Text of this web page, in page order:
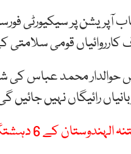
پر سیکیورٹی فورسز
قومی
محمد عباس کی
رائیگاں نہیں جائیں
کے 6 دہشتگرد ہلاک